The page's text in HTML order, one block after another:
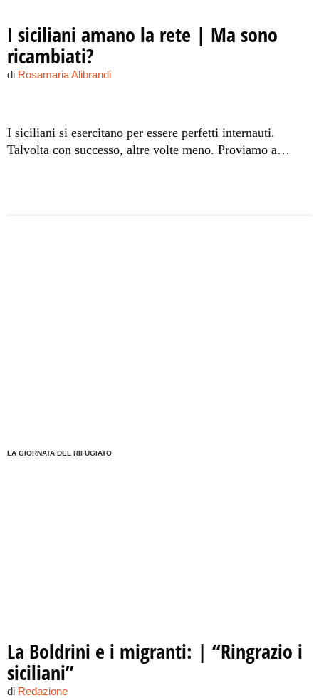
I siciliani amano la rete | Ma sono
ricambiati?
di Rosamaria Alibrandi
I siciliani si esercitano per essere perfetti internauti.
Talvolta con successo, altre volte meno. Proviamo a
LA GIORNATA DEL RIFUGIATO
La Boldrini e i migranti: | “Ringrazio i
siciliani”
di Redazione